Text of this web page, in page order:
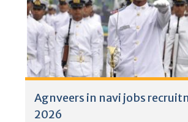
Agnveers in navi jobs
2026